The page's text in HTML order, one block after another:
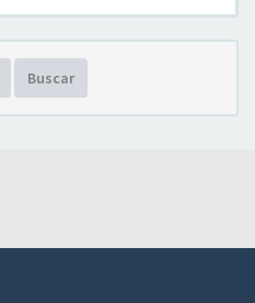
Buscar